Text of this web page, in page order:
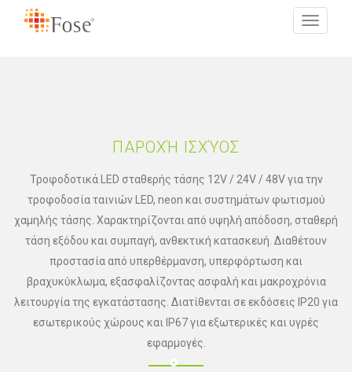
Toggle
ΠΑΡΟΧΉ ΙΣΧΎΟΣ
Τροφοδοτικά LED σταθερής τάσης 12V / 24V / 48V για την
τροφοδοσία ταινιών LED, neon και συστημάτων φωτισμού
χαμηλής τάσης. Χαρακτηρίζονται από υψηλή απόδοση, σταθερή
τάση εξόδου και συμπαγή, ανθεκτική κατασκευή. Διαθέτουν
προστασία από υπερθέρμανση, υπερφόρτωση και
βραχυκύκλωμα, εξασφαλίζοντας ασφαλή και μακροχρόνια
λειτουργία της εγκατάστασης. Διατίθενται σε εκδόσεις IP20 για
εσωτερικούς χώρους και IP67 για εξωτερικές και υγρές
εφαρμογές.